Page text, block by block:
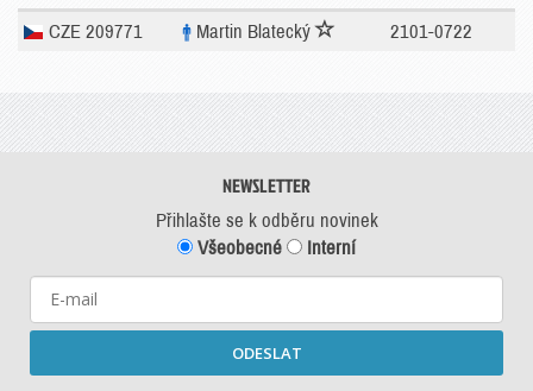
CZE 209771 Martin Blatecký 2101-0722
NEWSLETTER
Přihlašte se k odběru novinek
Všeobecné
Interní
ODESLAT